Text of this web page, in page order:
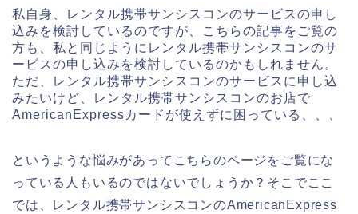
私自身、レンタル携帯サンシスコンのサービスの申し
込みを検討しているのですが、こちらの記事をご覧の
方も、私と同じようにレンタル携帯サンシスコンのサ
ービスの申し込みを検討しているのかもしれません。
ただ、レンタル携帯サンシスコンのサービスに申し込
みたいけど、レンタル携帯サンシスコンのお店で
AmericanExpressカードが使えずに困っている、、、
というような悩みがあってこちらのページをご覧にな
っている人もいるのではないでしょうか？そこでここ
では、レンタル携帯サンシスコンのAmericanExpress